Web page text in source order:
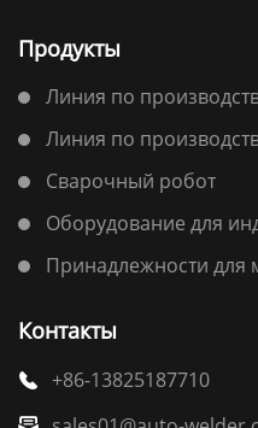
Продукты
Линия по
Линия по
Сварочный робот
Оборудование для
Принадлежности для
Контакты
 +86-13825187710